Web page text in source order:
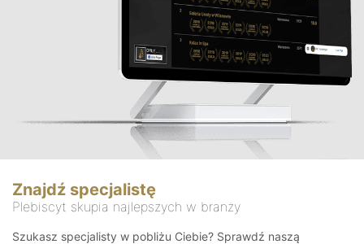
Znajdź specjalistę
Plebiscyt skupia najlepszych w branży
Szukasz specjalisty w pobliżu Ciebie? Sprawdź naszą